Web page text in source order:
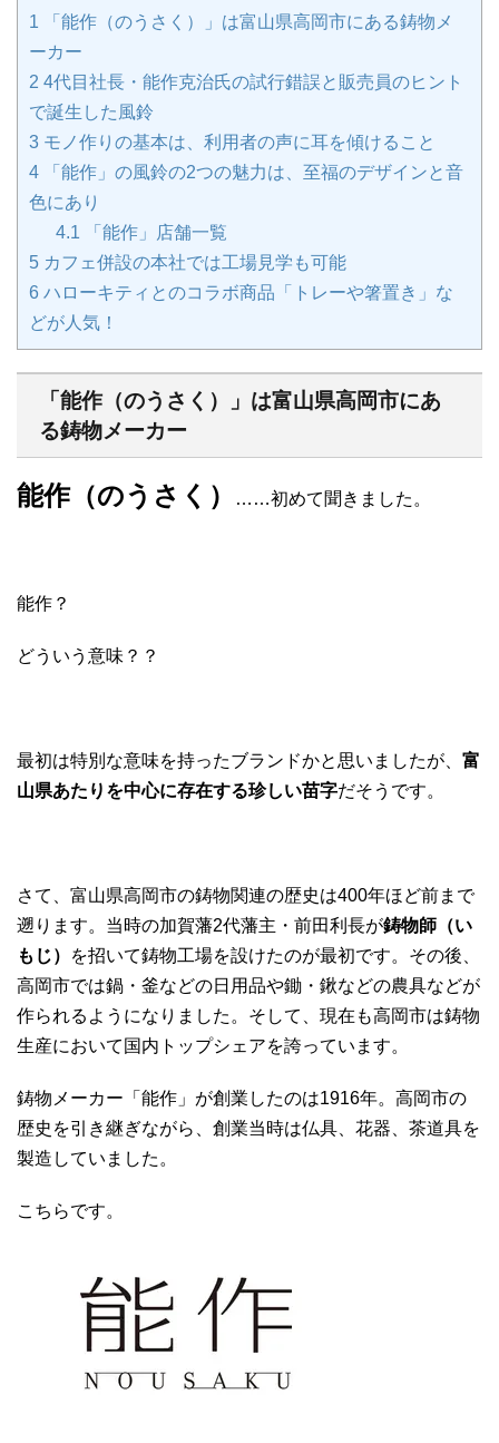
1 「能作（のうさく）」は富山県高岡市にある鋳物メ
ーカー
2 4代目社長・能作克治氏の試行錯誤と販売員のヒント
で誕生した風鈴
3 モノ作りの基本は、利用者の声に耳を傾けること
4 「能作」の風鈴の2つの魅力は、至福のデザインと音
色にあり
4.1 「能作」店舗一覧
5 カフェ併設の本社では工場見学も可能
6 ハローキティとのコラボ商品「トレーや箸置き」な
どが人気！
「能作（のうさく）」は富山県高岡市にあ
る鋳物メーカー
能作（のうさく） ……初めて聞きました。
能作？
どういう意味？？
最初は特別な意味を持ったブランドかと思いましたが、 富
山県あたりを中心に存在する珍しい苗字だそうです。
さて、富山県高岡市の鋳物関連の歴史は400年ほど前まで
遡ります。当時の加賀藩2代藩主・前田利長が鋳物師（い
もじ）
を招いて鋳物工場を設けたのが最初です。その後、
高岡市では鍋・釜などの日用品や鋤・鍬などの農具などが
作られるようになりました。そして、現在も高岡市は鋳物
生産において国内トップシェアを誇っています。
鋳物メーカー「能作」が創業したのは1916年。高岡市の
歴史を引き継ぎながら、創業当時は仏具、花器、茶道具を
製造していました。
こちらです。